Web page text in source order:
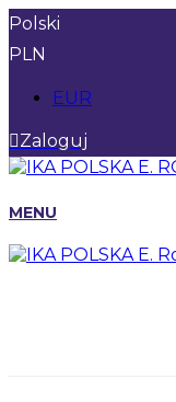
Polski
PLN
EUR
Zaloguj
MENU